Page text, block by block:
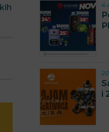
4
i